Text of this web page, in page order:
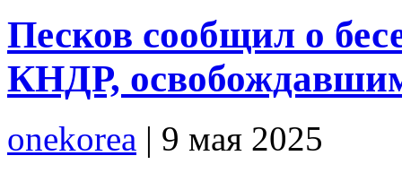
Песков сообщил о
КНДР,
onekorea | 9 мая 2025